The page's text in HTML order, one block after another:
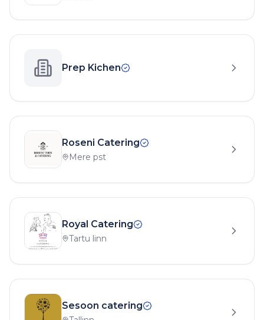
Prep Kichen
Roseni Catering
Mere pst
Royal Catering
Tartu linn
Sesoon catering